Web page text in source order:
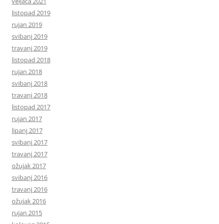
listopad 2019
rujan 2019
svibanj 2019
travanj 2019
listopad 2018
rujan 2018
svibanj 2018
travanj 2018
listopad 2017
rujan 2017
lipanj 2017
svibanj 2017
travanj 2017
ožujak 2017
svibanj 2016
travanj 2016
ožujak 2016
rujan 2015